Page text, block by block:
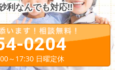
利なんでも対応!!
0204
～17:30 日曜定休